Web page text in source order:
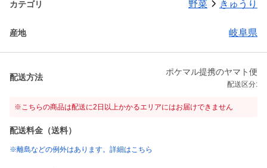
カテゴリ 野菜 きゅうり
産地 岐阜県
配送方法
ポケマル提携のヤマト便
配送区分:
※こちらの商品は配送に2日以上かかるエリアにはお届けできません
配送料金（送料）
※離島などの例外はあります。詳細はこちら